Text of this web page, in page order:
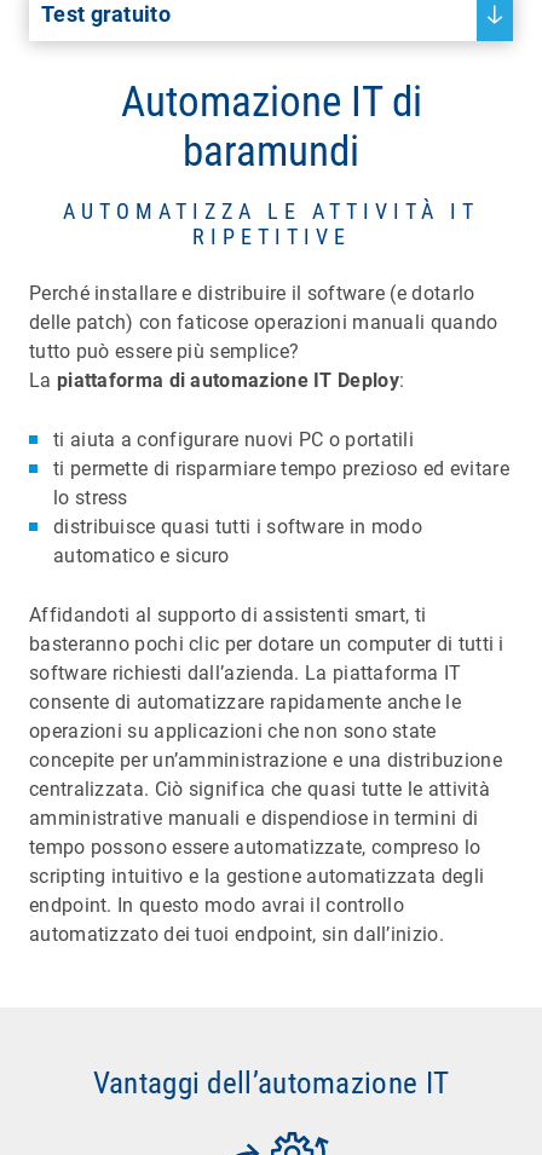
Test gratuito
Automazione IT di
baramundi
AUTOMATIZZA LE ATTIVITÀ IT
RIPETITIVE
Perché installare e distribuire il software (e dotarlo
delle patch) con faticose operazioni manuali quando
tutto può essere più semplice?
La piattaforma di automazione IT Deploy:
ti aiuta a configurare nuovi PC o portatili
ti permette di risparmiare tempo prezioso ed evitare
lo stress
distribuisce quasi tutti i software in modo
automatico e sicuro
Affidandoti al supporto di assistenti smart, ti
basteranno pochi clic per dotare un computer di tutti i
software richiesti dall’azienda. La piattaforma IT
consente di automatizzare rapidamente anche le
operazioni su applicazioni che non sono state
concepite per un’amministrazione e una distribuzione
centralizzata. Ciò significa che quasi tutte le attività
amministrative manuali e dispendiose in termini di
tempo possono essere automatizzate, compreso lo
scripting intuitivo e la gestione automatizzata degli
endpoint. In questo modo avrai il controllo
automatizzato dei tuoi endpoint, sin dall’inizio.
Vantaggi dell’automazione IT